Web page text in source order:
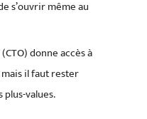
s’ouvrir même au
(CTO) donne accès à
il faut rester
values.